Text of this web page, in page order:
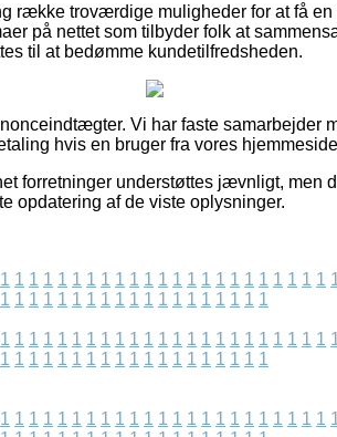
række troværdige muligheder for at få en
på nettet som tilbyder folk at
til at bedømme kundetilfredsheden.
Vi har faste samarbejder
hvis en bruger fra vores
forretninger understøttes jævnligt, men
opdatering af de viste oplysninger.
1 1 1 1 1 1 1 1 1 1 1 1 1 1 1 1 1 1 1 1 1 1 1
1 1 1 1 1 1 1 1 1 1 1 1 1 1 1 1 1 1 1
1 1 1 1 1 1 1 1 1 1 1 1 1 1 1 1 1 1 1 1 1 1 1
1 1 1 1 1 1 1 1 1 1 1 1 1 1 1 1 1 1 1
1 1 1 1 1 1 1 1 1 1 1 1 1 1 1 1 1 1 1 1 1 1 1